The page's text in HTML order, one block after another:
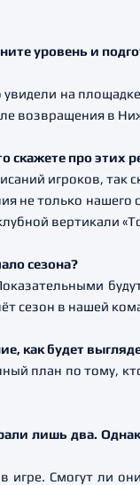
уровень и
на
возвращения в
скажете про этих
игроков, так
не только
вертикали
сезона?
сезон в нашей
как будет
план по тому,
лишь два.
игре. Смогут ли